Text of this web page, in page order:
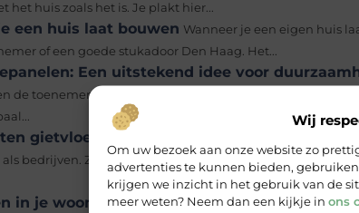
Wij
Om uw bezoek aan onze website zo
advertenties te kunnen bieden,
krijgen we inzicht in het gebruik van de
meer weten? Neem dan een kijkje in ons
huis zoals het is. Je plakt hier...
een huis laat bouwen Wanneer je een eigen huis
of een goede stukadoor Den Haag. Het...
Een uitstekend idee voor
de toenemende bewustwording van de noodzaak om
gietvloeren: van betonlook tot
bedrijven. Ze zijn duurzaam, makkelijk te onderhouden
in je woonkamer van een extra touch Zo